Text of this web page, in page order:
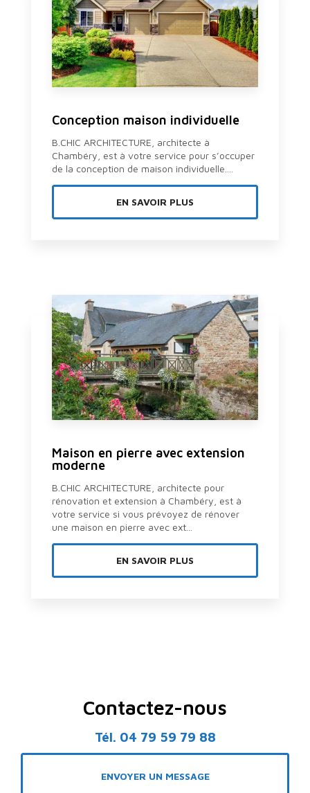
Conception maison individuelle
B.CHIC ARCHITECTURE, architecte à
Chambéry, est à votre service pour s’occuper
de la conception de maison individuelle....
EN SAVOIR PLUS
Maison en pierre avec extension
moderne
B.CHIC ARCHITECTURE, architecte pour
rénovation et extension à Chambéry, est à
votre service si vous prévoyez de rénover
une maison en pierre avec ext...
EN SAVOIR PLUS
Contactez-nous
Tél. 04 79 59 79 88
ENVOYER UN MESSAGE